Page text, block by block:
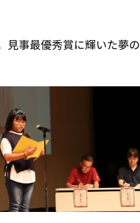
見事最優秀賞に輝いた夢の